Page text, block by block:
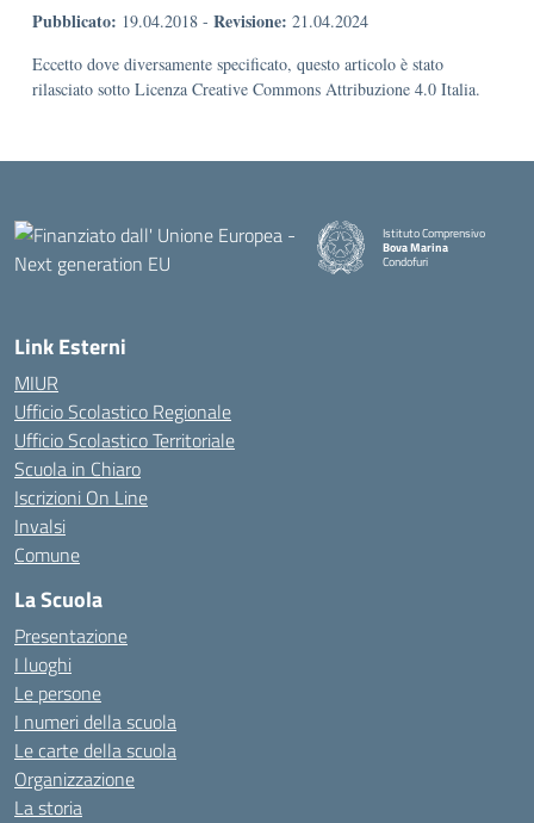
Pubblicato: 19.04.2018 - Revisione: 21.04.2024
Eccetto dove diversamente specificato, questo articolo è stato
rilasciato sotto Licenza Creative Commons Attribuzione 4.0 Italia.
Istituto Comprensivo
Bova Marina
Condofuri
Link Esterni
MIUR
Ufficio Scolastico Regionale
Ufficio Scolastico Territoriale
Scuola in Chiaro
Iscrizioni On Line
Invalsi
Comune
La Scuola
Presentazione
I luoghi
Le persone
I numeri della scuola
Le carte della scuola
Organizzazione
La storia